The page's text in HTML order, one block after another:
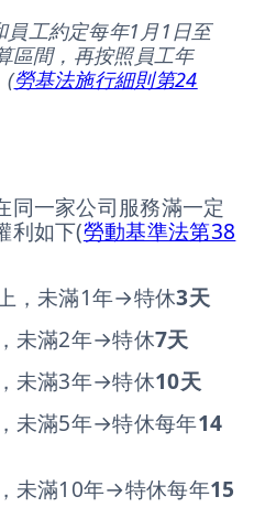
員工約定每年1月1日至
區間，再按照員工年
(勞基法施行細則第24
同一家公司服務滿一定
利如下(勞動基準法第38
，未滿1年→特休3天
未滿2年→特休7天
未滿3年→特休10天
未滿5年→特休每年14
未滿10年→特休每年15